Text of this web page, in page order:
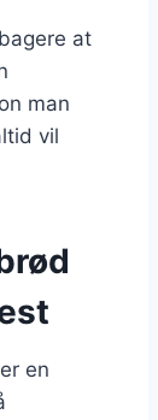
at
man
vil
en